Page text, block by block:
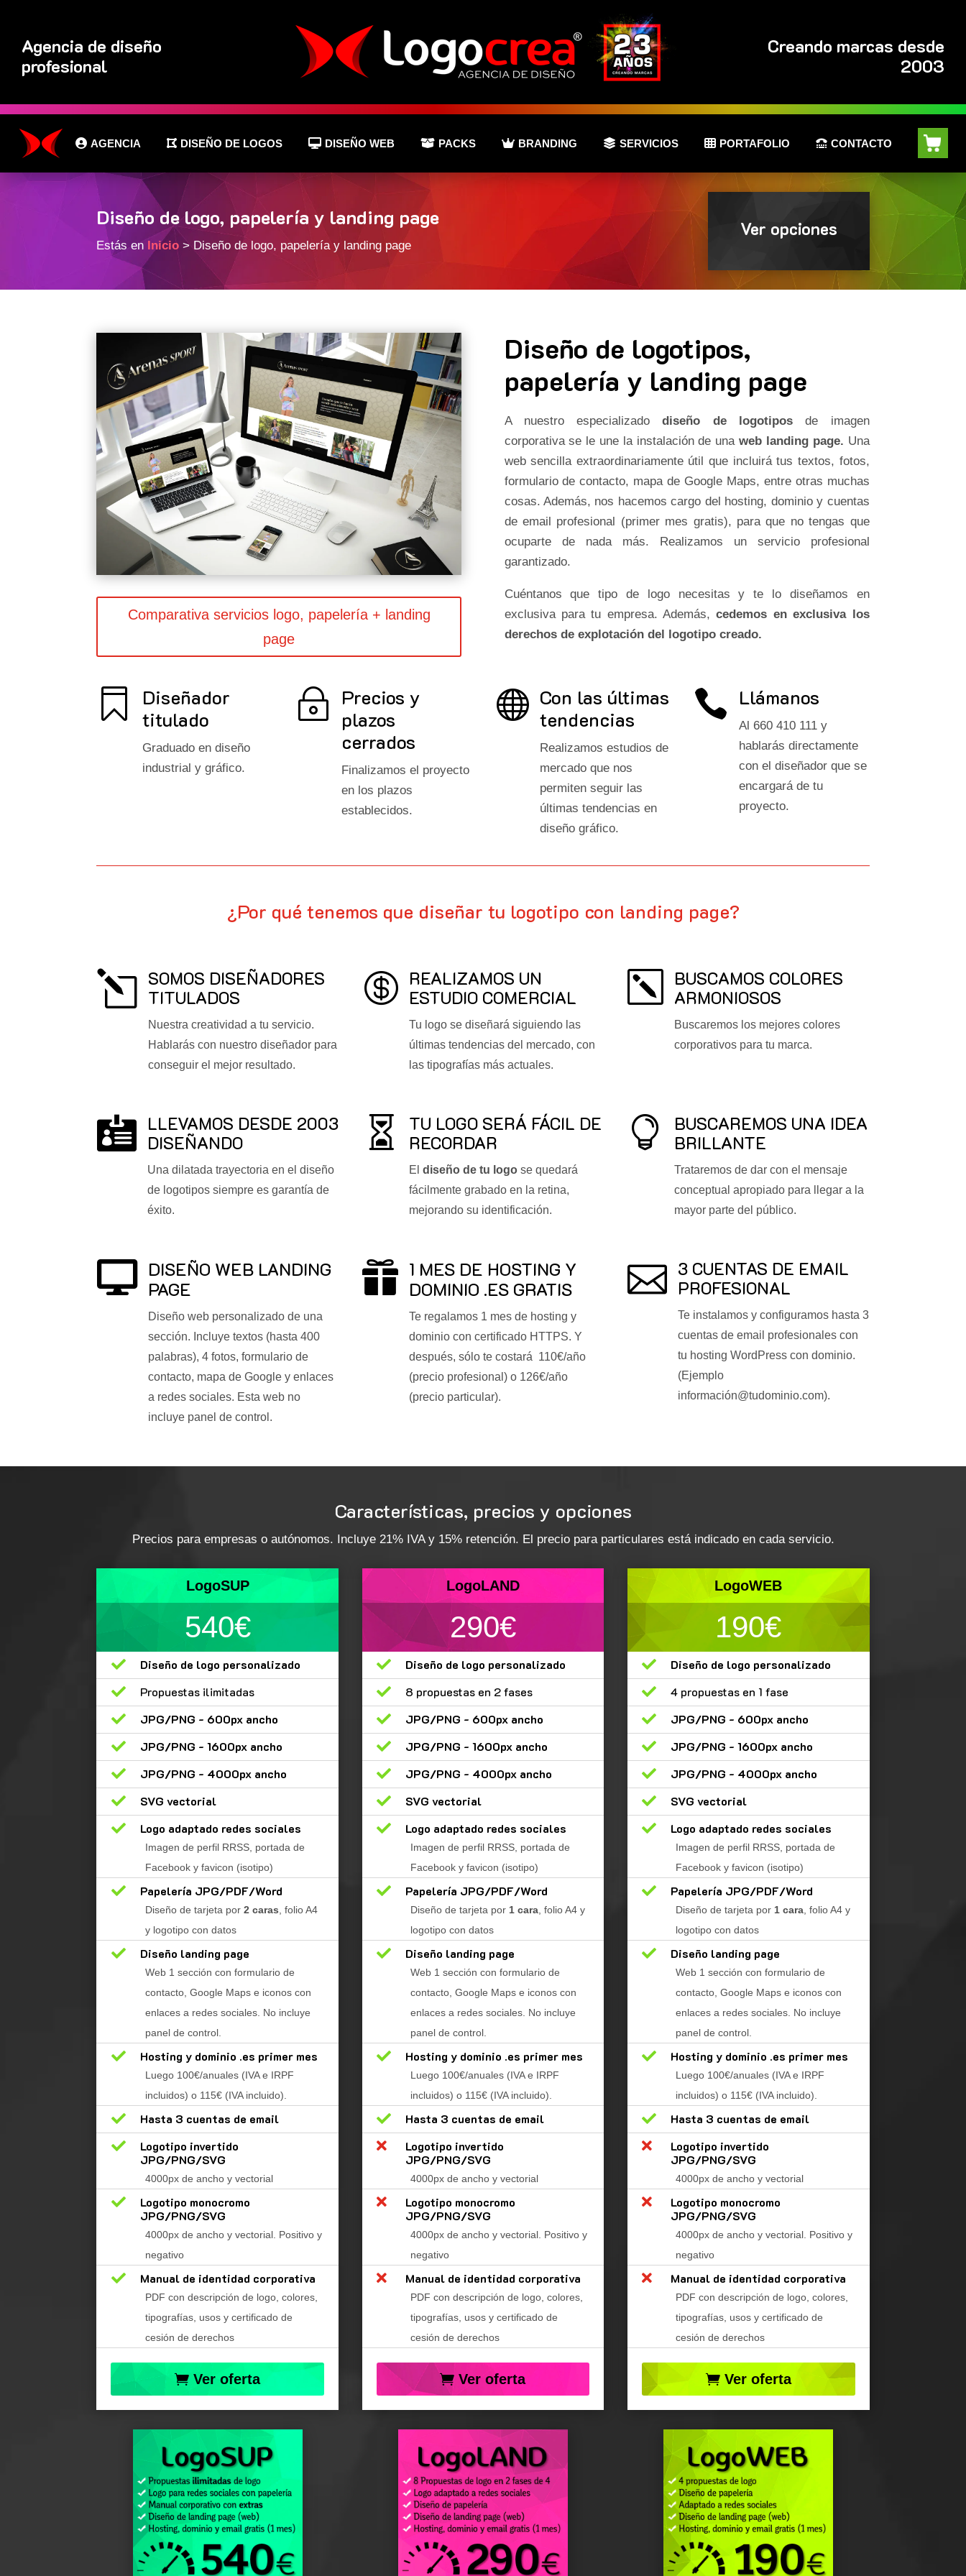
Agencia de diseño
profesional
Creando marcas desde
2003
AGENCIA DISEÑO DE LOGOS DISEÑO WEB PACKS BRANDING SERVICIOS PORTAFOLIO CONTACTO
Diseño de logo, papelería y landing page
Estás en Inicio> Diseño de logo, papelería y landing page
Ver opciones
Comparativa servicios logo, papelería + landing
page
Diseño de logotipos,
papelería y landing page
A nuestro especializadodiseño de logotipos de imagen
corporativa se le une la instalación de unaweb landing page. Una
web sencilla extraordinariamente útil que incluirá tus textos, fotos,
formulario de contacto, mapa de Google Maps, entre otras muchas
cosas. Además, nos hacemos cargo del hosting, dominio y cuentas
de email profesional (primer mes gratis), para que no tengas que
ocuparte de nada más. Realizamos un servicio profesional
garantizado.
Cuéntanos que tipo de logo necesitas y te lo diseñamos en
exclusiva para tu empresa. Además,cedemos en exclusiva los
derechos de explotación del logotipo creado.

Diseñador
titulado
Graduado en diseño
industrial y gráfico.
~ Precios y
plazos
cerrados
Finalizamos el proyecto
en los plazos
establecidos.
 Con las últimas
tendencias
Realizamos estudios de
mercado que nos
permiten seguir las
últimas tendencias en
diseño gráfico.
 Llámanos
Al 660 410 111 y
hablarás directamente
con el diseñador que se
encargará de tu
proyecto.
¿Por qué tenemos que diseñar tu logotipo con landing page?
l SOMOS DISEÑADORES
TITULADOS
Nuestra creatividad a tu servicio.
Hablarás con nuestro diseñador para
conseguir el mejor resultado.
 REALIZAMOS UN
ESTUDIO COMERCIAL
Tu logo se diseñará siguiendo las
últimas tendencias del mercado, con
las tipografías más actuales.
k
BUSCAMOS COLORES
ARMONIOSOS
Buscaremos los mejores colores
corporativos para tu marca.
 LLEVAMOS DESDE 2003
DISEÑANDO
Una dilatada trayectoria en el diseño
de logotipos siempre es garantía de
éxito.

TU LOGO SERÁ FÁCIL DE
RECORDAR
El diseño de tu logose quedará
fácilmente grabado en la retina,
mejorando su identificación.

BUSCAREMOS UNA IDEA
BRILLANTE
Trataremos de dar con el mensaje
conceptual apropiado para llegar a la
mayor parte del público.
 DISEÑO WEB LANDING
PAGE
Diseño web personalizado de una
sección. Incluye textos (hasta 400
palabras), 4 fotos, formulario de
contacto, mapa de Google y enlaces
a redes sociales. Esta web no
incluye panel de control.
 1 MES DE HOSTING Y
DOMINIO .ES GRATIS
Te regalamos 1 mes de hosting y
dominio con certificado HTTPS. Y
después, sólo te costará 110€/año
(precio profesional) o 126€/año
(precio particular).
 3 CUENTAS DE EMAIL
PROFESIONAL
Te instalamos y configuramos hasta 3
cuentas de email profesionales con
tu hosting WordPress con dominio.
(Ejemplo
información@tudominio.com).
Características, precios y opciones
Precios para empresas o autónomos. Incluye 21% IVA y 15% retención. El precio para particulares está indicado en cada servicio.
LogoSUP
540€

Diseño de logo personalizado

Propuestas ilimitadas

JPG/PNG - 600px ancho

JPG/PNG - 1600px ancho

JPG/PNG - 4000px ancho

SVG vectorial

Logo adaptado redes sociales
Imagen de perfil RRSS, portada de
Facebook y favicon (isotipo)
 Papelería JPG/PDF/Word
Diseño de tarjeta por 2 caras, folio A4
y logotipo con datos
 Diseño landing page
Web 1 sección con formulario de
contacto, Google Maps e iconos con
enlaces a redes sociales. No incluye
panel de control.
 Hosting y dominio .es primer mes
Luego 100€/anuales (IVA e IRPF
incluidos) o 115€ (IVA incluido).

Hasta 3 cuentas de email

Logotipo invertido
JPG/PNG/SVG
4000px de ancho y vectorial

Logotipo monocromo
JPG/PNG/SVG
4000px de ancho y vectorial. Positivo y
negativo
 Manual de identidad corporativa
PDF con descripción de logo, colores,
tipografías, usos y certificado de
cesión de derechos
Ver oferta
LogoLAND
290€

Diseño de logo personalizado

8 propuestas en 2 fases

JPG/PNG - 600px ancho

JPG/PNG - 1600px ancho

JPG/PNG - 4000px ancho

SVG vectorial

Logo adaptado redes sociales
Imagen de perfil RRSS, portada de
Facebook y favicon (isotipo)
 Papelería JPG/PDF/Word
Diseño de tarjeta por 1 cara, folio A4 y
logotipo con datos
 Diseño landing page
Web 1 sección con formulario de
contacto, Google Maps e iconos con
enlaces a redes sociales. No incluye
panel de control.
 Hosting y dominio .es primer mes
Luego 100€/anuales (IVA e IRPF
incluidos) o 115€ (IVA incluido).

Hasta 3 cuentas de email

Logotipo invertido
JPG/PNG/SVG
4000px de ancho y vectorial

Logotipo monocromo
JPG/PNG/SVG
4000px de ancho y vectorial. Positivo y
negativo
 Manual de identidad corporativa
PDF con descripción de logo, colores,
tipografías, usos y certificado de
cesión de derechos
Ver oferta
LogoWEB
190€

Diseño de logo personalizado

4 propuestas en 1 fase

JPG/PNG - 600px ancho

JPG/PNG - 1600px ancho

JPG/PNG - 4000px ancho

SVG vectorial

Logo adaptado redes sociales
Imagen de perfil RRSS, portada de
Facebook y favicon (isotipo)
 Papelería JPG/PDF/Word
Diseño de tarjeta por 1 cara, folio A4 y
logotipo con datos
 Diseño landing page
Web 1 sección con formulario de
contacto, Google Maps e iconos con
enlaces a redes sociales. No incluye
panel de control.
 Hosting y dominio .es primer mes
Luego 100€/anuales (IVA e IRPF
incluidos) o 115€ (IVA incluido).

Hasta 3 cuentas de email

Logotipo invertido
JPG/PNG/SVG
4000px de ancho y vectorial

Logotipo monocromo
JPG/PNG/SVG
4000px de ancho y vectorial. Positivo y
negativo
 Manual de identidad corporativa
PDF con descripción de logo, colores,
tipografías, usos y certificado de
cesión de derechos
Ver oferta